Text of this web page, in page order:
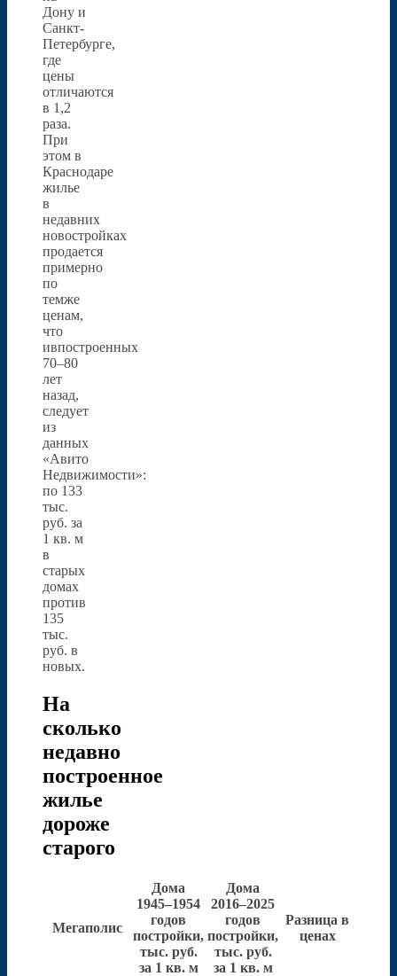
Дону и
Санкт-
Петербурге,
где
цены
отличаются
в 1,2
раза.
При
этом в
Краснодаре
жилье
в
недавних
новостройках
продается
примерно
по
темже
ценам,
что
ивпостроенных
70–80
лет
назад,
следует
из
данных
«Авито
Недвижимости»:
по 133
тыс.
руб. за
1 кв. м
в
старых
домах
против
135
тыс.
руб. в
новых.
На
сколько
недавно
построенное
жилье
дороже
старого
Мегаполис
Дома
1945–1954
годов
постройки,
тыс. руб.
за 1 кв. м
Дома
2016–2025
годов
постройки,
тыс. руб.
за 1 кв. м
Разница в
ценах